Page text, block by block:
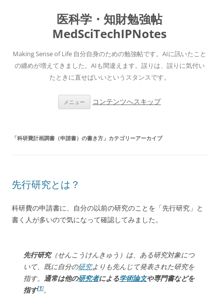
医科学・知財勉強帖
MedSciTechIPNotes
Making Sense of Life 自分自身のための勉強帖です。AIに訊いたこと
の纏めが増えてきました。AIも間違えます。誤りは、誤りに気付い
たときに直せばいいというスタンスです。
メニュー コンテンツへスキップ
「科研費計画調書（申請書）の書き方 」カテゴリーアーカイブ
先行研究とは？
科研費の申請書に、自分の以前の研究のことを「先行研究」と
書く人が多いので気になって確認してみました。
先行研究（せんこうけんきゅう）は、ある研究対象につ
いて、既に自分の研究よりも先んじて発表された研究を
指す。 通常は他の研究者による学術論文や専門書などを
指す[1]。